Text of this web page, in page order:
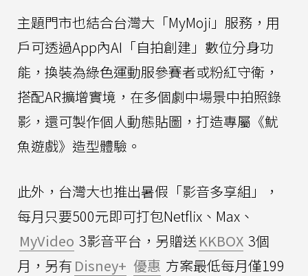
主題門市也結合台灣大「MyMoji」服務，用
戶可透過App內AI「自拍創建」數位分身功
能，換裝為綠色運動服參賽者或粉紅守衛，
搭配AR擴增實境，在多個劇中場景中拍照錄
影，還可製作個人動態貼圖，打造專屬《魷
魚遊戲》造型體驗。
此外，台灣大也推出暑假「影音多享組」，
每月只要500元即可打包Netflix、Max、
MyVideo 3影音平台，另贈送 KKBOX 3個
月，另有 Disney+ 優惠 方案最低每月僅199